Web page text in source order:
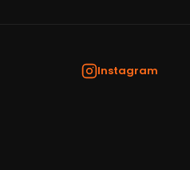
Instagram